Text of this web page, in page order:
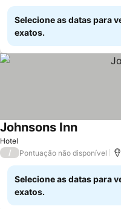
Selecione as datas para
exatos.
Hotel
Johnsons Inn
/ Pontuação não disponível
Selecione as datas para
exatos.